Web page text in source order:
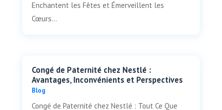
Enchantent les Fêtes et Émerveillent les
Cœurs...
Congé de Paternité chez Nestlé :
Avantages, Inconvénients et Perspectives
Blog
Congé de Paternité chez Nestlé : Tout Ce Que